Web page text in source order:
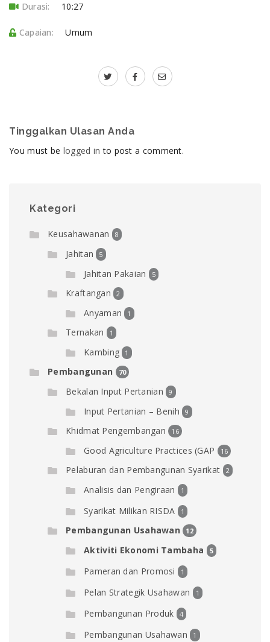
Durasi: 10:27
Capaian: Umum
Tinggalkan Ulasan Anda
You must be logged in to post a comment.
Kategori
Keusahawanan 8
Jahitan 5
Jahitan Pakaian 5
Kraftangan 2
Anyaman 1
Ternakan 1
Kambing 1
Pembangunan 70
Bekalan Input Pertanian 9
Input Pertanian – Benih 9
Khidmat Pengembangan 16
Good Agriculture Practices (GAP 16
Pelaburan dan Pembangunan Syarikat 2
Analisis dan Pengiraan 1
Syarikat Milikan RISDA 1
Pembangunan Usahawan 12
Aktiviti Ekonomi Tambaha 5
Pameran dan Promosi 1
Pelan Strategik Usahawan 1
Pembangunan Produk 4
Pembangunan Usahawan 1